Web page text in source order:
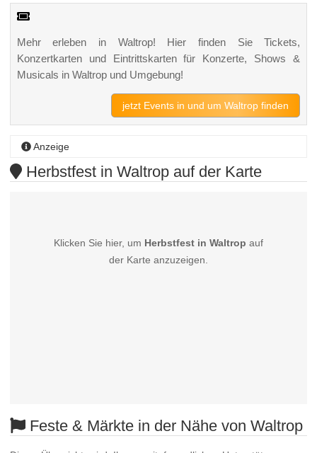
Mehr erleben in Waltrop! Hier finden Sie Tickets,
Konzertkarten und Eintrittskarten für Konzerte, Shows &
Musicals in Waltrop und Umgebung!
jetzt Events in und um Waltrop finden
Anzeige
Herbstfest in Waltrop auf der Karte
Klicken Sie hier, um Herbstfest in Waltrop auf
der Karte anzuzeigen.
Feste & Märkte in der Nähe von Waltrop